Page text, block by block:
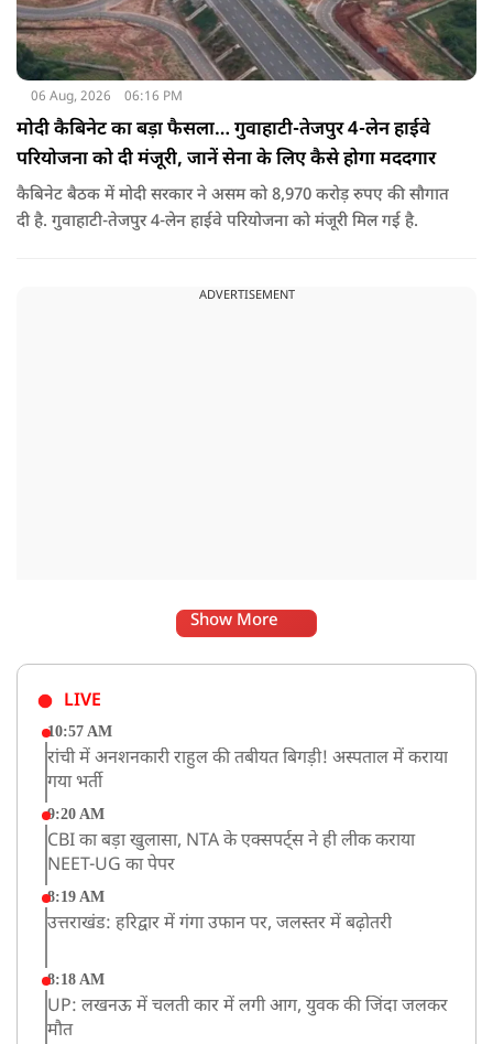
06 Aug, 2026 06:16 PM
मोदी कैबिनेट का बड़ा फैसला… गुवाहाटी-तेजपुर 4-लेन हाईवे
परियोजना को दी मंजूरी, जानें सेना के लिए कैसे होगा मददगार
कैबिनेट बैठक में मोदी सरकार ने असम को 8,970 करोड़ रुपए की सौगात
दी है. गुवाहाटी-तेजपुर 4-लेन हाईवे परियोजना को मंजूरी मिल गई है.
ADVERTISEMENT
Show More
LIVE
10:57 AM
रांची में अनशनकारी राहुल की तबीयत बिगड़ी! अस्पताल में कराया
गया भर्ती
9:20 AM
CBI का बड़ा खुलासा, NTA के एक्सपर्ट्स ने ही लीक कराया
NEET-UG का पेपर
8:19 AM
उत्तराखंड: हरिद्वार में गंगा उफान पर, जलस्तर में बढ़ोतरी
8:18 AM
UP: लखनऊ में चलती कार में लगी आग, युवक की जिंदा जलकर
मौत